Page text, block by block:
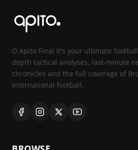
O Apito Final It's your ultimate
depth tactical analyses, last-minute
chronicles and the full coverage of
international football.